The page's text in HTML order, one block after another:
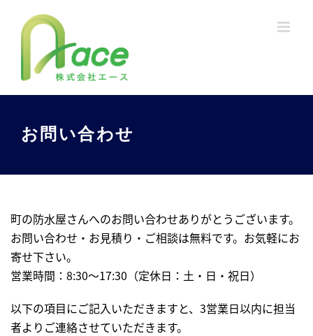
content
お問い合わせ
町の防水屋さんへのお問い合わせありがとうございます。
お問い合わせ・お見積り・ご相談は無料です。お気軽にお
寄せ下さい。
営業時間：8:30〜17:30（定休日：土・日・祝日）
以下の項目にご記入いただきますと、3営業日以内に担当
者よりご連絡させていただきます。